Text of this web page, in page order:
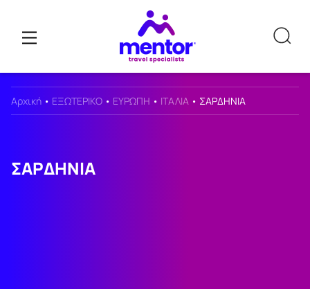
Αρχική • ΕΞΩΤΕΡΙΚΟ • ΕΥΡΩΠΗ • ΙΤΑΛΙΑ • ΣΑΡΔΗΝΙΑ
ΣΑΡΔΗΝΙΑ